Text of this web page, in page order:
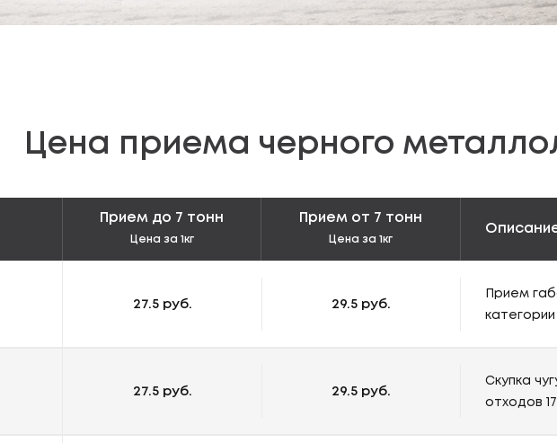
Цена приема черного
Прием до 7 тонн
Цена за 1кг
Прием от 7 тонн
Цена за 1кг
27.5 руб. 29.5 руб.
Прием
27.5 руб. 29.5 руб.
Скупка
отходов